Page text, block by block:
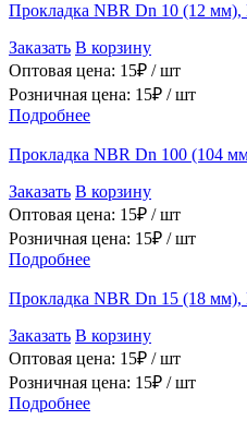
Прокладка NBR Dn 10 (12 мм),
Заказать В корзину
Оптовая цена: 15₽ /шт
Розничная цена: 15₽ /шт
Подробнее
Прокладка NBR Dn 100 (104
Заказать В корзину
Оптовая цена: 15₽ /шт
Розничная цена: 15₽ /шт
Подробнее
Прокладка NBR Dn 15 (18 мм),
Заказать В корзину
Оптовая цена: 15₽ /шт
Розничная цена: 15₽ /шт
Подробнее